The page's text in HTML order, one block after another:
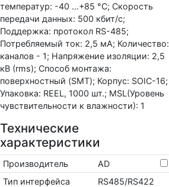
температур: -40 …+85 °С; Скорость
передачи данных: 500 кбит/с;
Поддержка: протокол RS-485;
Потребляемый ток: 2,5 мА; Количество:
каналов - 1; Напряжение изоляции: 2,5
кВ (rms); Способ монтажа:
поверхностный (SMT); Корпус: SOIC-16;
Упаковка: REEL, 1000 шт.; MSL(Уровень
чувствительности к влажности): 1
Технические
характеристики
Производитель
AD
Тип интерфейса
RS485/RS422